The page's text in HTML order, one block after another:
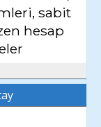
sabit
hesap